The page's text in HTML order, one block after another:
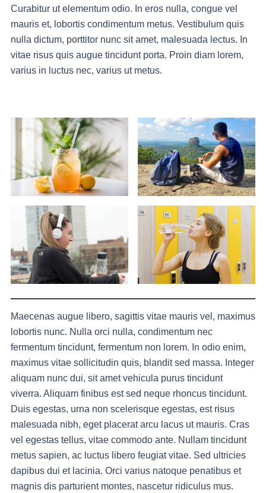
Curabitur ut elementum odio. In eros nulla, congue vel
mauris et, lobortis condimentum metus. Vestibulum quis
nulla dictum, porttitor nunc sit amet, malesuada lectus. In
vitae risus quis augue tincidunt porta. Proin diam lorem,
varius in luctus nec, varius ut metus.
Maecenas augue libero, sagittis vitae mauris vel, maximus
lobortis nunc. Nulla orci nulla, condimentum nec
fermentum tincidunt, fermentum non lorem. In odio enim,
maximus vitae sollicitudin quis, blandit sed massa. Integer
aliquam nunc dui, sit amet vehicula purus tincidunt
viverra. Aliquam finibus est sed neque rhoncus tincidunt.
Duis egestas, urna non scelerisque egestas, est risus
malesuada nibh, eget placerat arcu lacus ut mauris. Cras
vel egestas tellus, vitae commodo ante. Nullam tincidunt
metus sapien, ac luctus libero feugiat vitae. Sed ultricies
dapibus dui et lacinia. Orci varius natoque penatibus et
magnis dis parturient montes, nascetur ridiculus mus.